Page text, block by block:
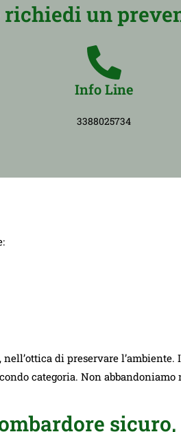
richiedi un
Info Line
3388025734
di preservare
categoria. Non